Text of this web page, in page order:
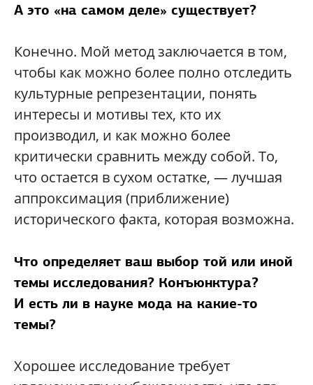
А это «на самом деле» существует?
Конечно. Мой метод заключается в том,
чтобы как можно более полно отследить
культурные репрезентации, понять
интересы и мотивы тех, кто их
производил, и как можно более
критически сравнить между собой. То,
что остается в сухом остатке, — лучшая
аппроксимация (приближение)
исторического факта, которая возможна.
Что определяет ваш выбор той или иной
темы исследования? Конъюнктура?
И есть ли в науке мода на какие-то
темы?
Хорошее исследование требует